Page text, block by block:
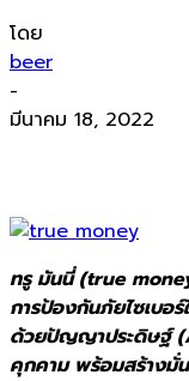
โดย
beer
-
มีนาคม 18, 2022
ทรู มันนี่ (true
การป้องกันภัยไซเบอ
ด้วยปัญญาประดิษฐ์
คุกคาม พร้อมสร้างมั่